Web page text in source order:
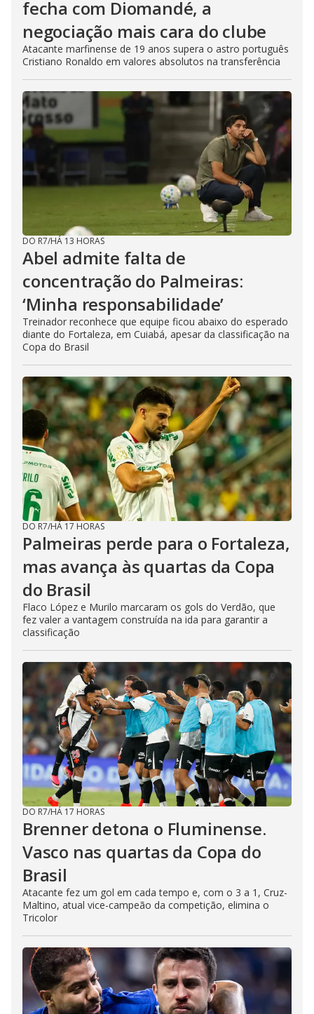
fecha com Diomandé, a
negociação mais cara do clube
Atacante marfinense de 19 anos supera o astro português
Cristiano Ronaldo em valores absolutos na transferência
DO R7/HÁ 13 HORAS
Abel admite falta de
concentração do Palmeiras:
‘Minha responsabilidade’
Treinador reconhece que equipe ficou abaixo do esperado
diante do Fortaleza, em Cuiabá, apesar da classificação na
Copa do Brasil
DO R7/HÁ 17 HORAS
Palmeiras perde para o Fortaleza,
mas avança às quartas da Copa
do Brasil
Flaco López e Murilo marcaram os gols do Verdão, que
fez valer a vantagem construída na ida para garantir a
classificação
DO R7/HÁ 17 HORAS
Brenner detona o Fluminense.
Vasco nas quartas da Copa do
Brasil
Atacante fez um gol em cada tempo e, com o 3 a 1, Cruz-
Maltino, atual vice-campeão da competição, elimina o
Tricolor